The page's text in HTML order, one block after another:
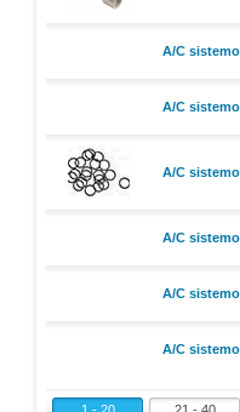
A/C
A/C
A/C
A/C
A/C
A/C